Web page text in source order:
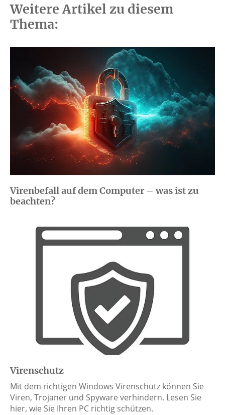
Weitere Artikel zu diesem
Thema:
Virenbefall auf dem Computer – was ist zu
beachten?
Virenschutz
Mit dem richtigen Windows Virenschutz können Sie
Viren, Trojaner und Spyware verhindern. Lesen Sie
hier, wie Sie Ihren PC richtig schützen.